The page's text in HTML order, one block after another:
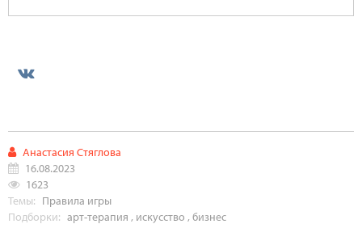
Анастасия Стяглова
16.08.2023
1623
Темы: Правила игры
Подборки: арт-терапия , искусство ,бизнес